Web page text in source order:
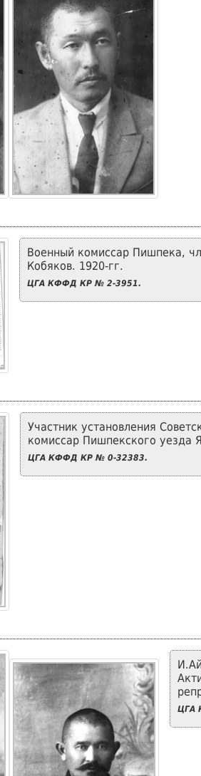
Военный комиссар Пишпека,
Кобяков. 1920-гг.
ЦГА КФФД КР № 2-3951.
Участник установления
комиссар Пишпекского уезда
ЦГА КФФД КР № 0-32383.
ЦГА